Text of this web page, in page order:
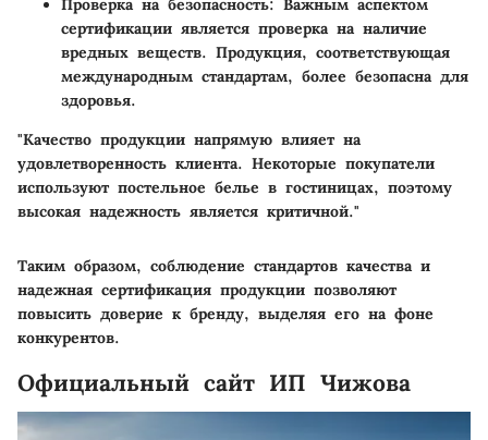
Проверка на безопасность: Важным аспектом
сертификации является проверка на наличие
вредных веществ. Продукция, соответствующая
международным стандартам, более безопасна для
здоровья.
"Качество продукции напрямую влияет на
удовлетворенность клиента. Некоторые покупатели
используют постельное белье в гостиницах, поэтому
высокая надежность является критичной."
Таким образом, соблюдение стандартов качества и
надежная сертификация продукции позволяют
повысить доверие к бренду, выделяя его на фоне
конкурентов.
Официальный сайт ИП Чижова